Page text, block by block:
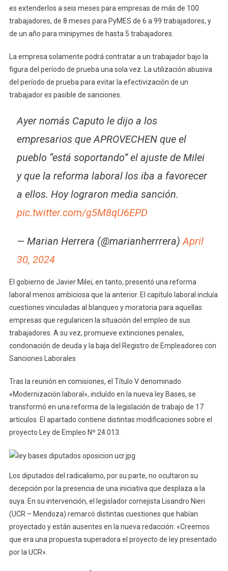
es extenderlos a seis meses para empresas de más de 100
trabajadores, de 8 meses para PyMES de 6 a 99 trabajadores, y
de un año para minipymes de hasta 5 trabajadores.
La empresa solamente podrá contratar a un trabajador bajo la
figura del período de prueba una sola vez. La utilización abusiva
del período de prueba para evitar la efectivización de un
trabajador es pasible de sanciones.
Ayer nomás Caputo le dijo a los
empresarios que APROVECHEN que el
pueblo “está soportando” el ajuste de Milei
y que la reforma laboral los iba a favorecer
a ellos. Hoy lograron media sanción.
pic.twitter.com/g5M8qU6EPD
— Marian Herrera (@marianherrrera) April
30, 2024
El gobierno de Javier Milei, en tanto, presentó una reforma
laboral menos ambiciosa que la anterior. El capítulo laboral incluía
cuestiones vinculadas al blanqueo y moratoria para aquellas
empresas que regularicen la situación del empleo de sus
trabajadores. A su vez, promueve extinciones penales,
condonación de deuda y la baja del Registro de Empleadores con
Sanciones Laborales.
Tras la reunión en comisiones, el Título V denominado
«Modernización laboral», incluído en la nueva ley Bases, se
transformó en una reforma de la legislación de trabajo de 17
artículos. El apartado contiene distintas modificaciones sobre el
proyecto Ley de Empleo Nº 24.013.
Los diputados del radicalismo, por su parte, no ocultaron su
decepción por la presencia de una iniciativa que desplaza a la
suya. En su intervención, el legislador cornejista Lisandro Nieri
(UCR – Mendoza) remarcó distintas cuestiones que habían
proyectado y están ausentes en la nueva redacción: «Creemos
que era una propuesta superadora el proyecto de ley presentado
por la UCR».